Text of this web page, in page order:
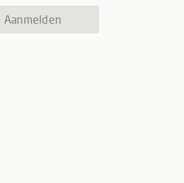
Aanmelden